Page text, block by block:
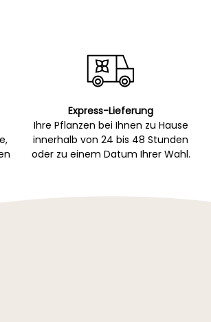
Express-Lieferung
Ihre Pflanzen bei Ihnen zu Hause
innerhalb von 24 bis 48 Stunden
oder zu einem Datum Ihrer Wahl.